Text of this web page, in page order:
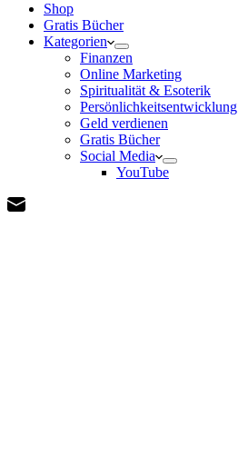
Shop
Gratis Bücher
Kategorien
Finanzen
Online Marketing
Spiritualität & Esoterik
Persönlichkeitsentwicklung
Geld verdienen
Gratis Bücher
Social Media
YouTube